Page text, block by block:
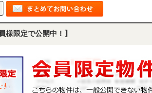
様限定で公開中！】